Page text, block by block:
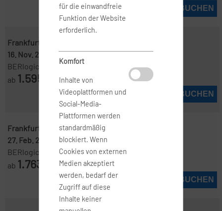
JETZT BUCHEN
Frankfurt ( FRA )
16. Nov. 2026
22. Nov. 2026
BERlogic
ab 1.595
JETZT BUCHEN
Frankfurt ( FRA )-Darwin ( DRW )
27. Feb. 2027
20. März 2027
BERlogic
ab 1.763
JETZT BUCHEN
für die einwandfreie
Funktion der Website
erforderlich.
Komfort
Inhalte von
Videoplattformen und
Social-Media-
Plattformen werden
standardmäßig
blockiert. Wenn
Cookies von externen
Medien akzeptiert
werden, bedarf der
Zugriff auf diese
Inhalte keiner